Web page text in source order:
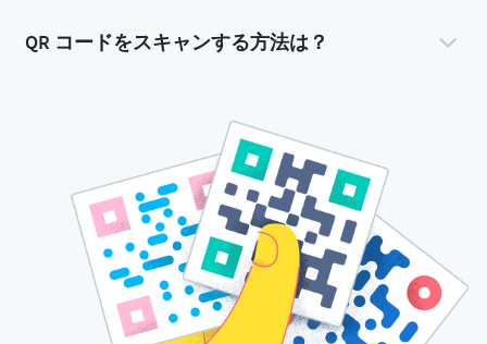
QR コードをスキャンする方法は？